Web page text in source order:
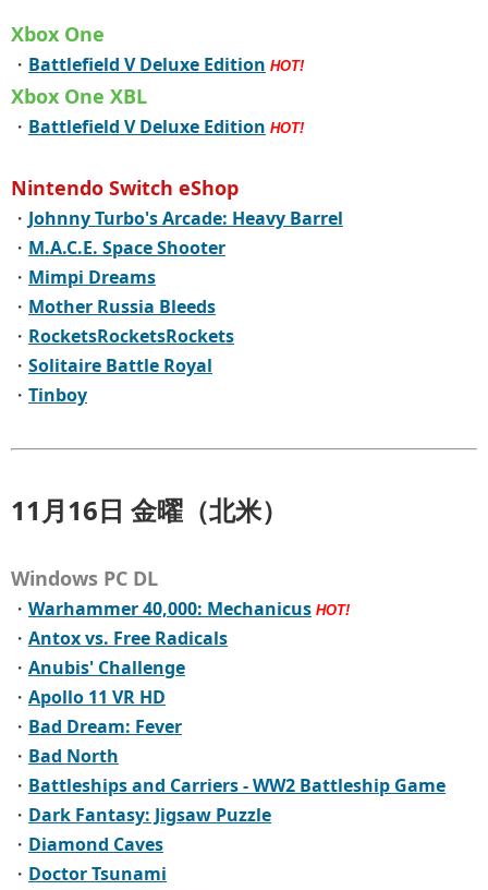
Xbox One
・ Battlefield V Deluxe Edition HOT!
Xbox One XBL
・ Battlefield V Deluxe Edition HOT!
Nintendo Switch eShop
・ Johnny Turbo's Arcade: Heavy Barrel
・ M.A.C.E. Space Shooter
・ Mimpi Dreams
・ Mother Russia Bleeds
・ RocketsRocketsRockets
・ Solitaire Battle Royal
・ Tinboy
11月16日 金曜（北米）
Windows PC DL
・ Warhammer 40,000: Mechanicus HOT!
・ Antox vs. Free Radicals
・ Anubis' Challenge
・ Apollo 11 VR HD
・ Bad Dream: Fever
・ Bad North
・ Battleships and Carriers - WW2 Battleship Game
・ Dark Fantasy: Jigsaw Puzzle
・ Diamond Caves
・ Doctor Tsunami